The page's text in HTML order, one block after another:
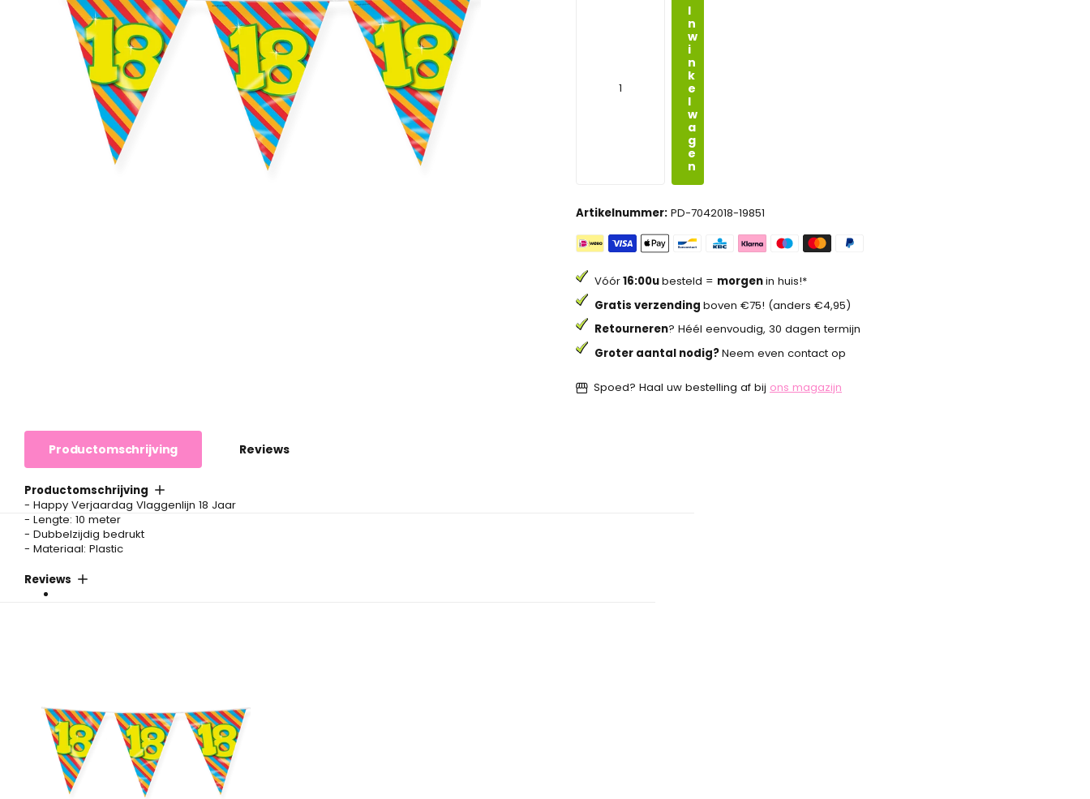
I
n
w
i
n
k
e
l
w
a
g
e
n
Artikelnummer:PD-7042018-19851
Vóór16:00ubesteld = morgenin huis!*
Gratis verzending boven €75! (anders €4,95)
Retourneren? Héél eenvoudig, 30 dagen termijn
Groter aantal nodig?Neem even contact op
Spoed? Haal uw bestelling af bij ons magazijn
Productomschrijving Reviews
Productomschrijving
- Happy Verjaardag Vlaggenlijn 18 Jaar
- Lengte: 10 meter
- Dubbelzijdig bedrukt
- Materiaal: Plastic
Reviews